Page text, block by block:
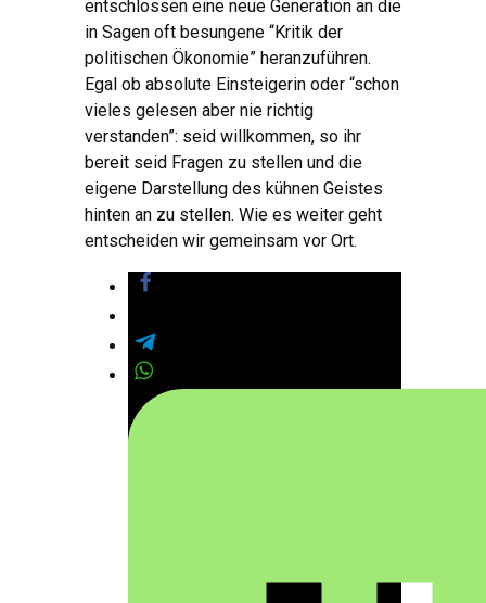
entschlossen eine neue Generation an die
in Sagen oft besungene “Kritik der
politischen Ökonomie” heranzuführen.
Egal ob absolute Einsteigerin oder “schon
vieles gelesen aber nie richtig
verstanden”: seid willkommen, so ihr
bereit seid Fragen zu stellen und die
eigene Darstellung des kühnen Geistes
hinten an zu stellen. Wie es weiter geht
entscheiden wir gemeinsam vor Ort.